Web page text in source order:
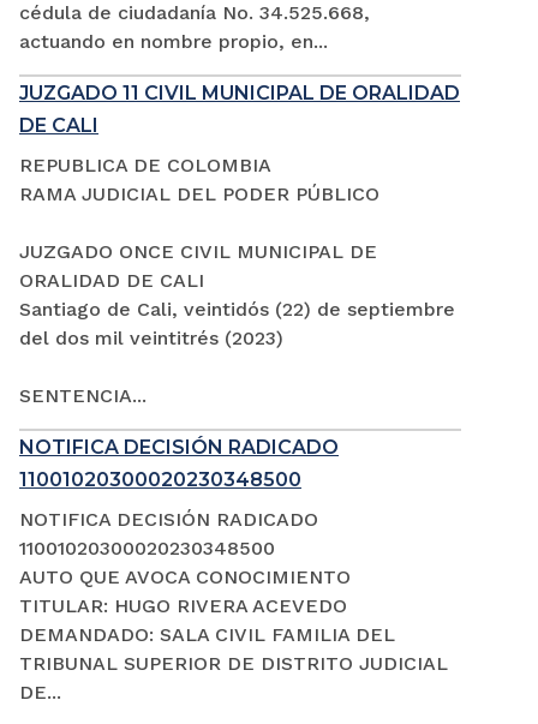
cédula de ciudadanía No. 34.525.668,
actuando en nombre propio, en...
JUZGADO 11 CIVIL MUNICIPAL DE ORALIDAD
DE CALI
REPUBLICA DE COLOMBIA
RAMA JUDICIAL DEL PODER PÚBLICO
JUZGADO ONCE CIVIL MUNICIPAL DE
ORALIDAD DE CALI
Santiago de Cali, veintidós (22) de septiembre
del dos mil veintitrés (2023)
SENTENCIA...
NOTIFICA DECISIÓN RADICADO
11001020300020230348500
NOTIFICA DECISIÓN RADICADO
11001020300020230348500
AUTO QUE AVOCA CONOCIMIENTO
TITULAR: HUGO RIVERA ACEVEDO
DEMANDADO: SALA CIVIL FAMILIA DEL
TRIBUNAL SUPERIOR DE DISTRITO JUDICIAL
DE...